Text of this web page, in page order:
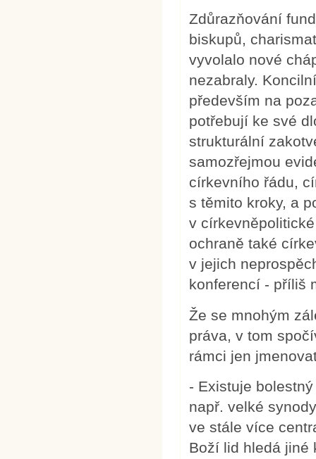
Zdůrazňování
biskupů,
vyvolalo nové
nezabraly.
především na
potřebují ke své
strukturální
samozřejmou
církevního řádu,
s těmito kroky, a
v
ochraně také
v jejich
konferencí - příliš
Že se mnohým
práva, v tom
rámci jen
- Existuje
např. velké
ve stále více
Boží lid hledá jiné